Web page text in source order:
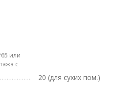
или
с
20 (для сухих пом.)